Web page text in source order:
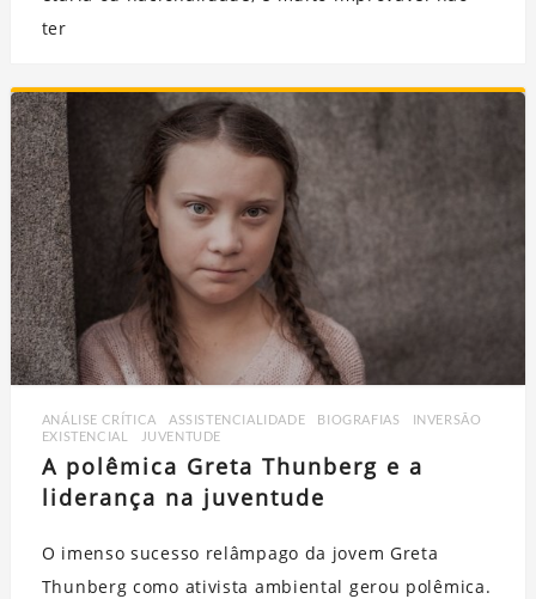
ter
ANÁLISE CRÍTICA ASSISTENCIALIDADE BIOGRAFIAS
INVERSÃO
EXISTENCIAL
JUVENTUDE
A polêmica Greta Thunberg e a
liderança na juventude
O imenso sucesso relâmpago da jovem Greta
Thunberg como ativista ambiental gerou polêmica.